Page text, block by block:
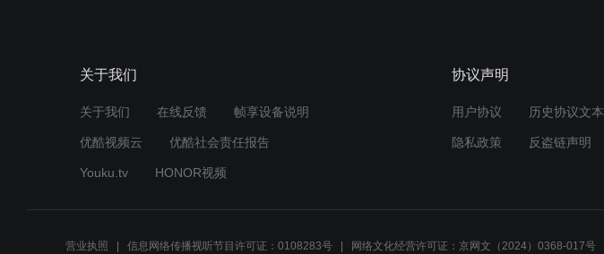
关于我们
关于我们 在线反馈 帧享设备说明
优酷视频云 优酷社会责任报告
Youku.tv HONOR视频
协议声明
用户协议 历史协议文本
隐私政策 反盗链声明
营业执照 信息网络传播视听节目许可证：0108283号 网络文化经营许可证：京网文（2024）0368-017号